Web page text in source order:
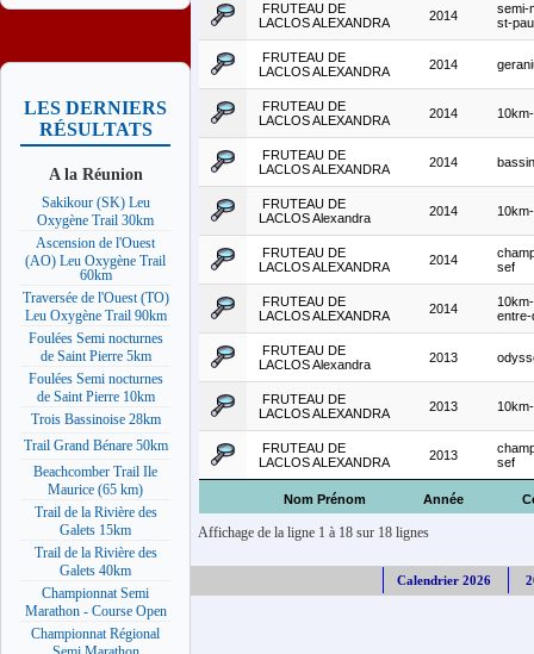
LES DERNIERS
RÉSULTATS
A la Réunion
Sakikour (SK) Leu
Oxygène Trail 30km
Ascension de l'Ouest
(AO) Leu Oxygène Trail
60km
Traversée de l'Ouest (TO)
Leu Oxygène Trail 90km
Foulées Semi nocturnes
de Saint Pierre 5km
Foulées Semi nocturnes
de Saint Pierre 10km
Trois Bassinoise 28km
Trail Grand Bénare 50km
Beachcomber Trail Ile
Maurice (65 km)
Trail de la Rivière des
Galets 15km
Trail de la Rivière des
Galets 40km
Championnat Semi
Marathon - Course Open
Championnat Régional
Semi Marathon
Nom Prénom Année
FRUTEAU DE
LACLOS ALEXANDRA
2014
semi-
st-
FRUTEAU DE
LACLOS ALEXANDRA
2014
FRUTEAU DE
LACLOS ALEXANDRA
2014
FRUTEAU DE
LACLOS ALEXANDRA
2014
FRUTEAU DE
LACLOS Alexandra
2014
FRUTEAU DE
LACLOS ALEXANDRA
2014
sef
FRUTEAU DE
LACLOS ALEXANDRA
2014
entre-
FRUTEAU DE
LACLOS Alexandra
2013
FRUTEAU DE
LACLOS ALEXANDRA
2013
FRUTEAU DE
LACLOS ALEXANDRA
2013
sef
Affichage de la ligne 1 à 18 sur 18 lignes
Calendrier 2026